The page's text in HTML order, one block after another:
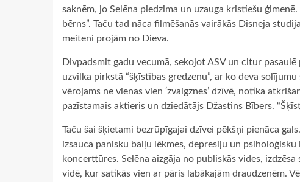
saknēm, jo Selēna piedzima un uzauga kristiešu
bērns”. Taču tad nāca filmēšanās vairākās Disneja
meiteni projām no Dieva.
Divpadsmit gadu vecumā, sekojot ASV un citur
uzvilka pirkstā “šķīstības gredzenu”, ar ko deva
vērojams ne vienas vien ‘zvaigznes’ dzīvē, notika
pazīstamais aktieris un dziedātājs Džastins Bībers.
Taču šai šķietami bezrūpīgajai dzīvei pēkšņi pienāca
izsauca panisku baiļu lēkmes, depresiju un
koncerttūres. Selēna aizgāja no publiskās vides,
vidē, kur satikās vien ar pāris labākajām draudzenēm.